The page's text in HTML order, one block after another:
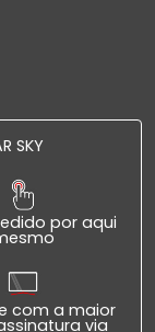
SKY
por aqui
com a maior
via